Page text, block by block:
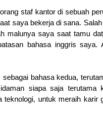
staf kantor di sebuah
saya bekerja di sana.
malunya saya saat tamu
bahasa inggris saya.
bahasa kedua,
siapa saja terutama
teknologi, untuk meraih karir